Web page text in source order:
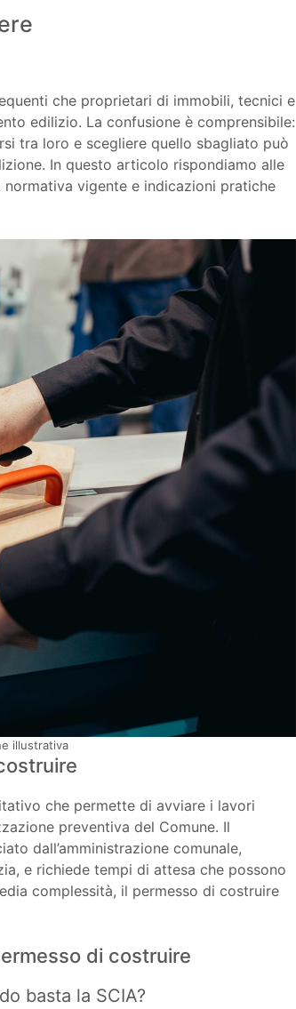
che proprietari di immobili, tecnici e
edilizio. La confusione è comprensibile:
tra loro e scegliere quello sbagliato può
In questo articolo rispondiamo alle
vigente e indicazioni pratiche
illustrativa
che permette di avviare i lavori
preventiva del Comune. Il
dall’amministrazione comunale,
e richiede tempi di attesa che possono
complessità, il permesso di costruire
di costruire
basta la SCIA?